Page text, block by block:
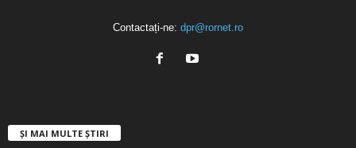
Contactați-ne: dpr@rornet.ro
ȘI MAI MULTE ȘTIRI